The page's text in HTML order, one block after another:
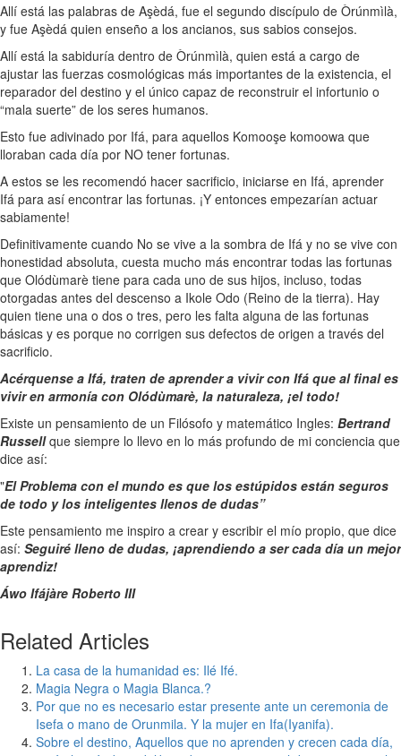
Allí está las palabras de Aşèdá, fue el segundo discípulo de Òrúnmìlà,
y fue Aşèdá quien enseño a los ancianos, sus sabios consejos.
Allí está la sabiduría dentro de Òrúnmìlà, quien está a cargo de
ajustar las fuerzas cosmológicas más importantes de la existencia, el
reparador del destino y el único capaz de reconstruir el infortunio o
“mala suerte” de los seres humanos.
Esto fue adivinado por Ifá, para aquellos Komooşe komoowa que
lloraban cada día por NO tener fortunas.
A estos se les recomendó hacer sacrificio, iniciarse en Ifá, aprender
Ifá para así encontrar las fortunas. ¡Y entonces empezarían actuar
sabiamente!
Definitivamente cuando No se vive a la sombra de Ifá y no se vive con
honestidad absoluta, cuesta mucho más encontrar todas las fortunas
que Olódùmarè tiene para cada uno de sus hijos, incluso, todas
otorgadas antes del descenso a Ikole Odo (Reino de la tierra). Hay
quien tiene una o dos o tres, pero les falta alguna de las fortunas
básicas y es porque no corrigen sus defectos de origen a través del
sacrificio.
Acérquense a Ifá, traten de aprender a vivir con Ifá que al final es
vivir en armonía con Olódùmarè, la naturaleza, ¡el todo!
Existe un pensamiento de un Filósofo y matemático Ingles: Bertrand
Russellque siempre lo llevo en lo más profundo de mi conciencia que
dice así:
"El Problema con el mundo es que los estúpidos están seguros
de todo y los inteligentes llenos de dudas”
Este pensamiento me inspiro a crear y escribir el mío propio, que dice
así: Seguiré lleno de dudas, ¡aprendiendo a ser cada día un mejor
aprendiz!
Áwo Ifájàre Roberto III
Related Articles
La casa de la humanidad es: Ilé Ifé.
Magia Negra o Magia Blanca.?
Por que no es necesario estar presente ante un ceremonia de
Isefa o mano de Orunmila. Y la mujer en Ifa(Iyanifa).
Sobre el destino, Aquellos que no aprenden y crecen cada día,